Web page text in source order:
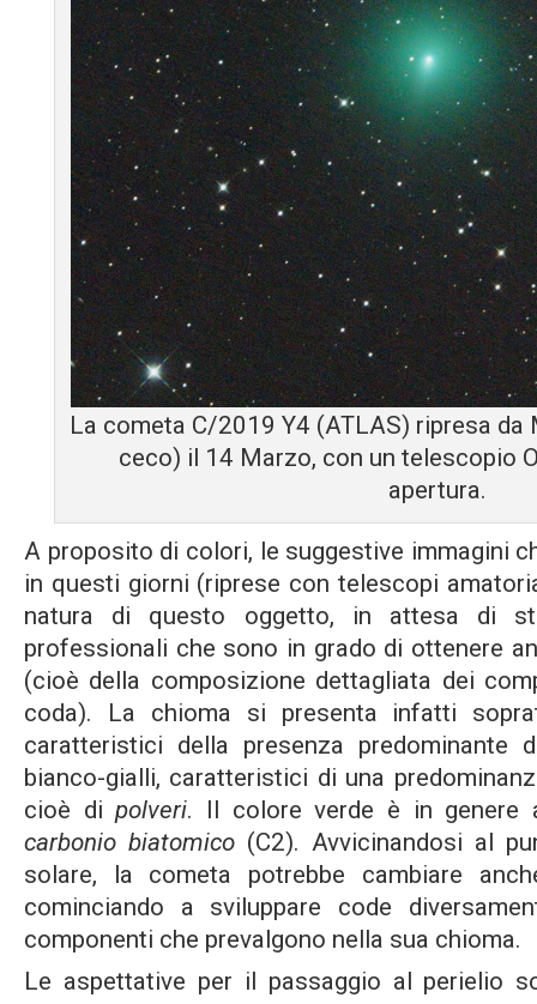
La cometa C/2019 Y4 (ATLAS) ripresa
ceco) il 14 Marzo, con un telescopio
apertura.
A proposito di colori, le suggestive immagini
in questi giorni (riprese con telescopi
natura di questo oggetto, in attesa di
professionali che sono in grado di ottenere
(cioè della composizione dettagliata dei
coda). La chioma si presenta infatti
caratteristici della presenza predominante
bianco-gialli, caratteristici di una
cioè dipolveri. Il colore verde è in genere
carbonio biatomico (C2). Avvicinandosi al
solare, la cometa potrebbe cambiare
cominciando a sviluppare code
componenti che prevalgono nella sua chioma.
Le aspettative per il passaggio al perielio